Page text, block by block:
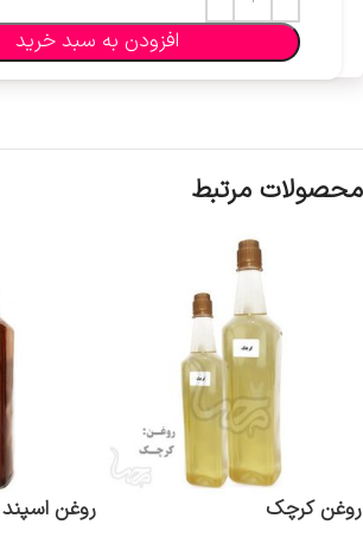
افزودن به سبد خرید
محصولات مرتبط
روغن کرچک
روغن اسپند